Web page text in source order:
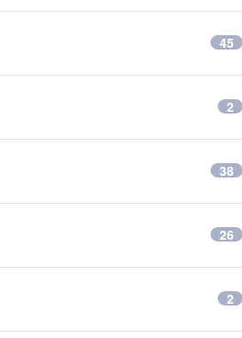
45
2
38
26
2